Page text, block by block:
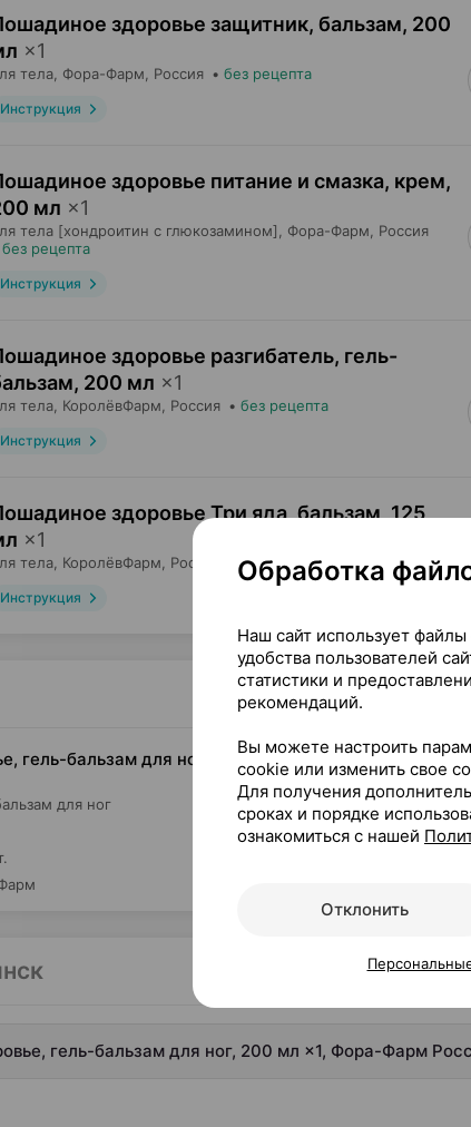
здоровье защитник, бальзам, 200
×1
тела, Фора-Фарм , Россия • без рецепта
Инструкция
здоровье питание и смазка, крем,
мл ×1
тела [хондроитин с глюкозамином], Фора-Фарм , Россия
без рецепта
Инструкция
здоровье разгибатель, гель-
, 200 мл ×1
тела, КоролёвФарм , Россия • без рецепта
Инструкция
здоровье Три яда, бальзам,125
×1
тела, КоролёвФарм , Россия •без рецепта
Инструкция
гель-бальзам для ног, 200 мл ×1, Фора-Фарм Россия
для ног
гель-бальзам для ног, 200 мл ×1, Фора-Фарм
Обработка
Наш сайт использует
удобства пользователей
статистики и
рекомендаций.
Вы можете настроить
cookie или изменить свое
Для получения
сроках и порядке
ознакомиться с нашей
Отклонить